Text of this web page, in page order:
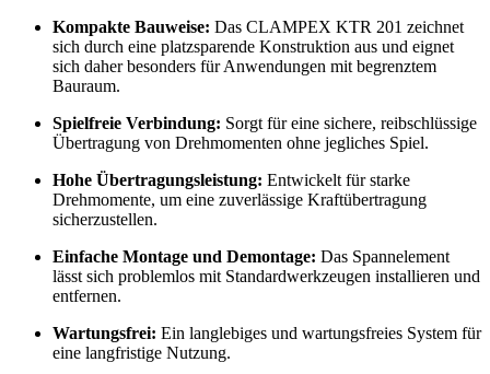
Kompakte Bauweise: Das CLAMPEX KTR 201 zeichnet
sich durch eine platzsparende Konstruktion aus und eignet
sich daher besonders für Anwendungen mit begrenztem
Bauraum.
Spielfreie Verbindung: Sorgt für eine sichere, reibschlüssige
Übertragung von Drehmomenten ohne jegliches Spiel.
Hohe Übertragungsleistung: Entwickelt für starke
Drehmomente, um eine zuverlässige Kraftübertragung
sicherzustellen.
Einfache Montage und Demontage: Das Spannelement
lässt sich problemlos mit Standardwerkzeugen installieren und
entfernen.
Wartungsfrei: Ein langlebiges und wartungsfreies System für
eine langfristige Nutzung.